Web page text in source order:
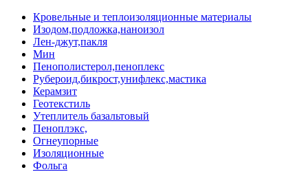
Кровельные и теплоизоляционные материалы
Изодом,подложка,наноизол
Лен-джут,пакля
Мин
Пенополистерол,пеноплекс
Рубероид,бикрост,унифлекс,мастика
Керамзит
Геотекстиль
Утеплитель базальтовый
Пеноплэкс,
Огнеупорные
Изоляционные
Фольга